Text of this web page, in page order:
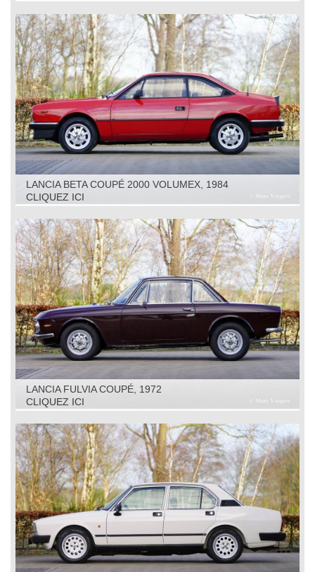
LANCIA BETA COUPÉ 2000 VOLUMEX, 1984
CLIQUEZ ICI
LANCIA FULVIA COUPÉ, 1972
CLIQUEZ ICI